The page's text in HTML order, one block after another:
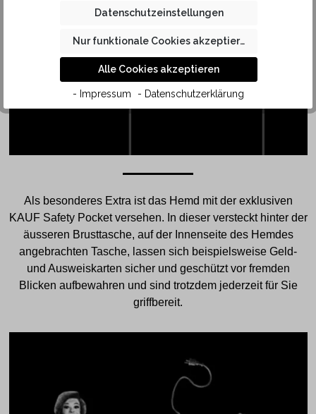
SAFETY
POCKET
Als besonderes Extra ist das Hemd mit der exklusiven
KAUF Safety Pocket versehen. In dieser versteckt hinter der
äusseren Brusttasche, auf der Innenseite des Hemdes
angebrachten Tasche, lassen sich beispielsweise Geld-
und Ausweiskarten sicher und geschützt vor fremden
Blicken aufbewahren und sind trotzdem jederzeit für Sie
griffbereit.
Datenschutzeinstellungen
Nur funktionale Cookies akzeptieren
Alle Cookies akzeptieren
- Impressum - Datenschutzerklärung